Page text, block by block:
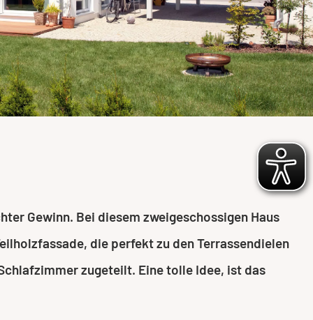
Gewinn. Bei diesem zweigeschossigen Haus
die perfekt zu den Terrassendielen
zugeteilt. Eine tolle Idee, ist das